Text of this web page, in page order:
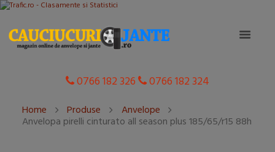
0766 182 326 0766 182 324
Home Produse Anvelope
Anvelopa pirelli cinturato all season plus 185/65/r15 88h